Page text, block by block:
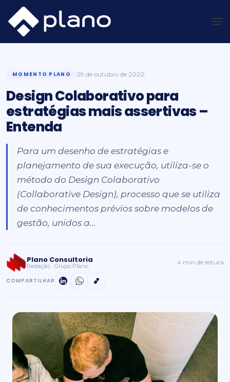
para
conteúdo
Plano Insights/Momento Plano/
Design Colaborativo para estratégias mais assertivas – Entenda
MOMENTO PLANO 29 de outubro de 2020
Design Colaborativo para
estratégias mais assertivas –
Entenda
Para um desenho de estratégias e
planejamento de sua execução, utiliza-se o
método do Design Colaborativo
(Collaborative Design), processo que se utiliza
de conhecimentos prévios sobre modelos de
gestão, unidos a...
Plano Consultoria
Redação · Grupo Plano 4 min de leitura
COMPARTILHAR